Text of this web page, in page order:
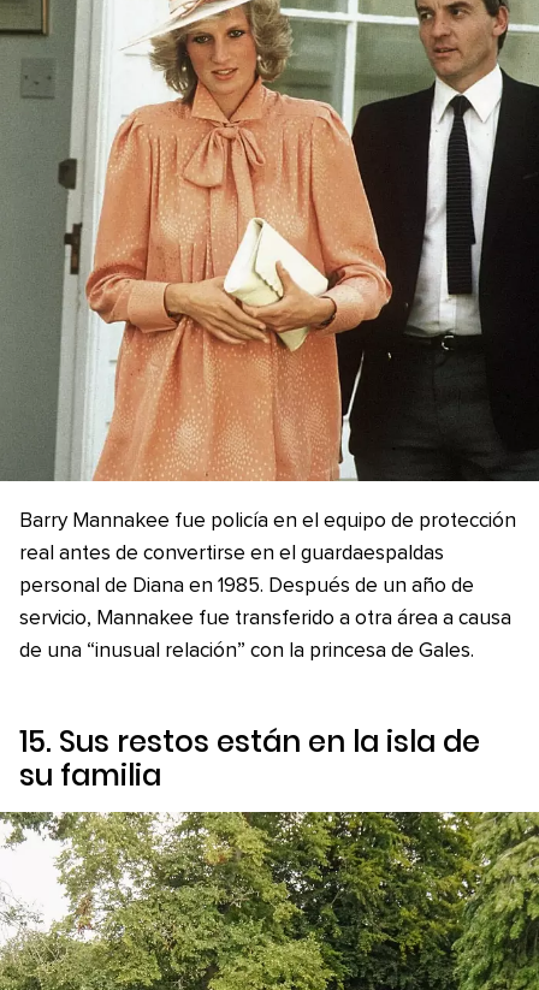
Barry Mannakee fue policía en el equipo de protección
real antes de convertirse en el guardaespaldas
personal de Diana en 1985. Después de un año de
servicio, Mannakee fue transferido a otra área a causa
de una “inusual relación” con la princesa de Gales.
15. Sus restos están en la isla de
su familia